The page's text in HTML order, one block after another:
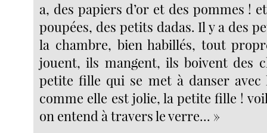
a, des papiers d’or et des pommes !
poupées, des petits dadas. Il y a des
la chambre, bien habillés, tout
jouent, ils mangent, ils boivent des
petite fille qui se met à danser
comme elle est jolie, la petite fille !
on entend à travers le verre... »